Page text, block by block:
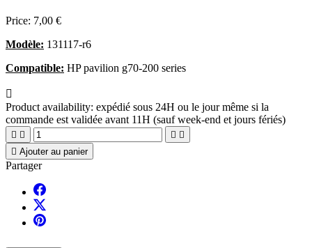
Price: 7,00 €
Modèle: 131117-r6
Compatible: HP pavilion g70-200 series

Product availability: expédié sous 24H ou le jour même si la
commande est validée avant 11H (sauf week-end et jours fériés)
   
 Ajouter au panier
Partager